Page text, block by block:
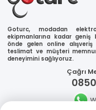
Goturc, modadan
ekipmanlarına kadar
önde gelen online alışveriş
teslimat ve müşteri
deneyimini sağlıyoruz.
Çağrı